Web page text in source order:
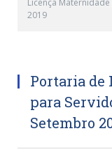
Licença
2019
Portaria de
para
Setembro